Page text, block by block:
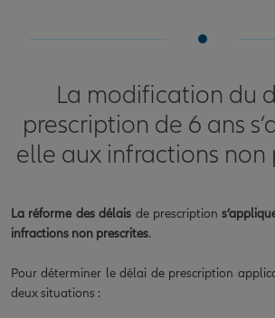
La modification du
prescription de 6 ans
elle aux infractions non
La réforme des délais de prescription
infractions non prescrites.
Pour déterminer le délai de prescription
deux situations :